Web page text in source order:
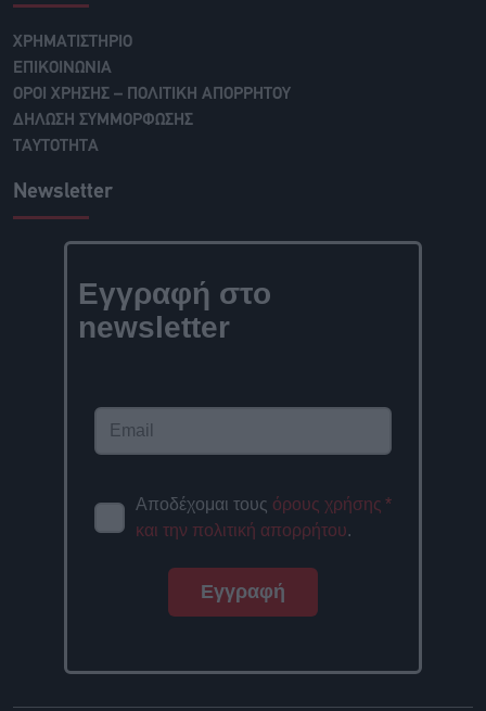
ΧΡΗΜΑΤΙΣΤΗΡΙΟ
ΕΠΙΚΟΙΝΩΝΙΑ
ΟΡΟΙ ΧΡΗΣΗΣ – ΠΟΛΙΤΙΚΗ ΑΠΟΡΡΗΤΟΥ
ΔΗΛΩΣΗ ΣΥΜΜΟΡΦΩΣΗΣ
ΤΑΥΤΟΤΗΤΑ
Newsletter
Εγγραφή στο
newsletter
Αποδέχομαι τους όρους χρήσης
και την πολιτική απορρήτου.
*
Εγγραφή